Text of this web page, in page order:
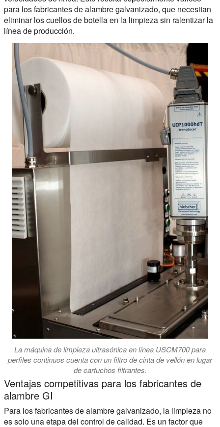
para los fabricantes de alambre galvanizado, que necesitan
eliminar los cuellos de botella en la limpieza sin ralentizar la
línea de producción.
La máquina de limpieza ultrasónica en línea USCM700 para
perfiles continuos cuenta con un filtro de cinta de vellón en lugar
de cartuchos filtrantes.
Ventajas competitivas para los fabricantes de
alambre GI
Para los fabricantes de alambre galvanizado, la limpieza no
es solo una etapa del control de calidad. Es un factor que